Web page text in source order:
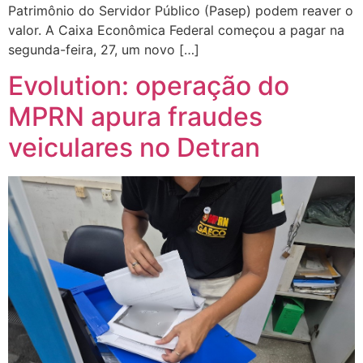
Patrimônio do Servidor Público (Pasep) podem reaver o
valor. A Caixa Econômica Federal começou a pagar na
segunda-feira, 27, um novo […]
Evolution: operação do
MPRN apura fraudes
veiculares no Detran